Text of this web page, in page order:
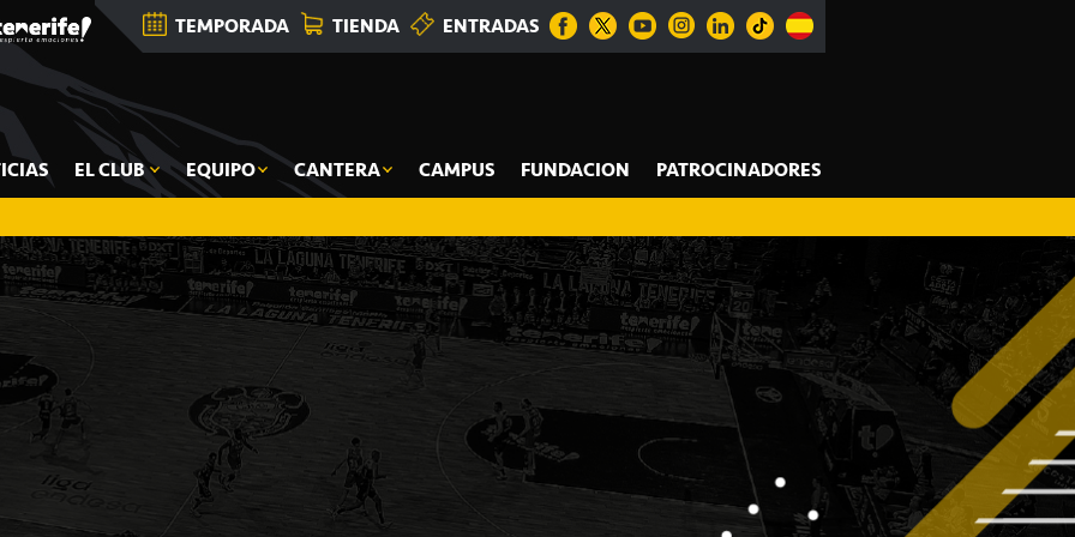
TEMPORADA TIENDA ENTRADAS
EL CLUB EQUIPO CANTERA CAMPUS FUNDACION PATROCINADORES